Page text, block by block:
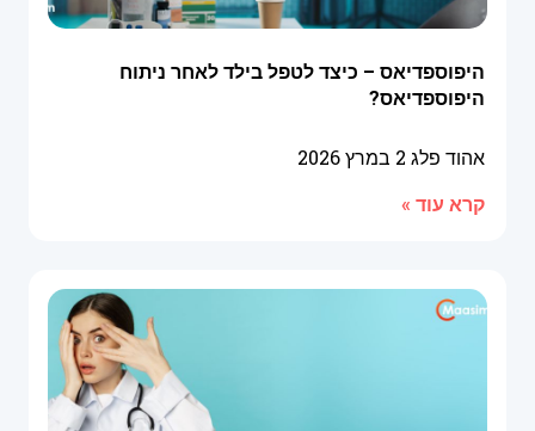
היפוספדיאס – כיצד לטפל בילד לאחר ניתוח
היפוספדיאס?
אהוד פלג 2 במרץ 2026
קרא עוד »